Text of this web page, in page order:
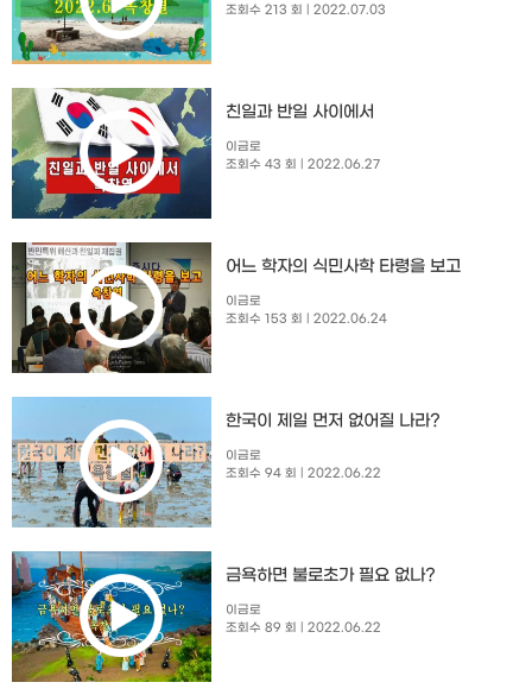
조회수 213 회
| 2022.07.03
친일과 반일 사이에서
이금로
조회수 43 회
| 2022.06.27
어느 학자의 식민사학 타령을 보고
이금로
조회수 153 회
| 2022.06.24
한국이 제일 먼저 없어질 나라?
이금로
조회수 94 회
| 2022.06.22
금욕하면 불로초가 필요 없나?
이금로
조회수 89 회
| 2022.06.22